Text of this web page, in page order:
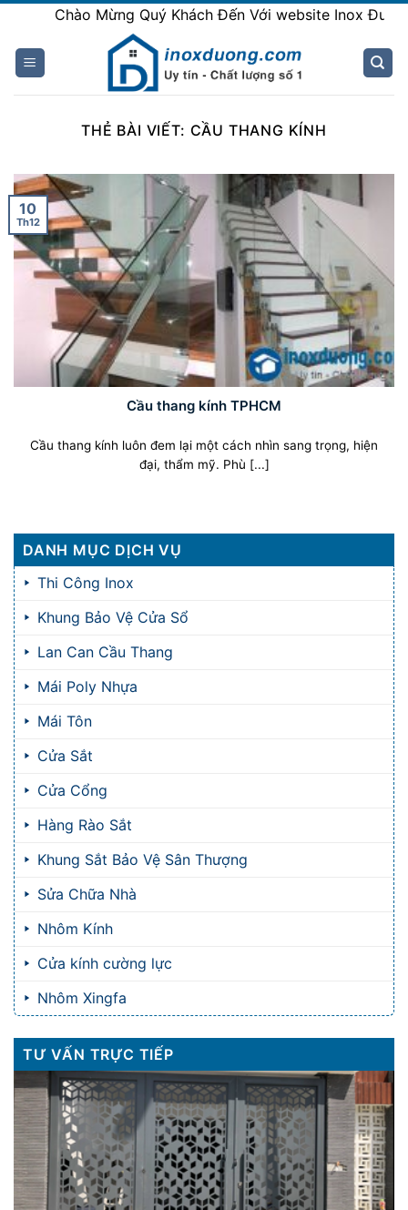
content
Chào Mừng Quý Khách Đến Với website Inox Đương
THẺ BÀI VIẾT: CẦU THANG KÍNH
Cầu thang kính TPHCM
Cầu thang kính luôn đem lại một cách nhìn sang trọng, hiện
đại, thẩm mỹ. Phù [...]
10
Th12
DANH MỤC DỊCH VỤ
Thi Công Inox
Khung Bảo Vệ Cửa Sổ
Lan Can Cầu Thang
Mái Poly Nhựa
Mái Tôn
Cửa Sắt
Cửa Cổng
Hàng Rào Sắt
Khung Sắt Bảo Vệ Sân Thượng
Sửa Chữa Nhà
Nhôm Kính
Cửa kính cường lực
Nhôm Xingfa
TƯ VẤN TRỰC TIẾP